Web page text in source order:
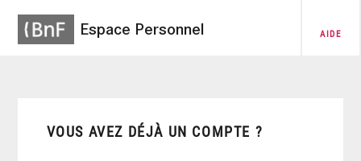
Espace Personnel AIDE
VOUS AVEZ DÉJÀ UN COMPTE ?